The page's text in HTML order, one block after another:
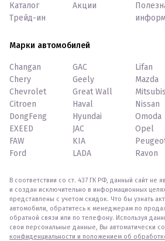
Каталог
Трейд-ин
Акции
Марки автомобилей
Changan
Chery
Chevrolet
Citroen
DongFeng
EXEED
FAW
Ford
GAC
Geely
Great Wall
Haval
Hyundai
JAC
KIA
LADA
Lifan
Mazda
Nissan
Omoda
Opel
Ravon
В соответствии со ст. 437 ГК РФ, данный сайт не
и создан исключительно в информационных
представлены с учетом скидок. Что бы узнать
автомобили, обратитесь к менеджерам по
обратной связи или по телефону. Используя
свои персональные данные, Вы автоматически
конфиденциальности и положением об